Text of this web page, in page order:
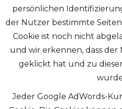
persönlichen
der Nutzer bestimmte
Cookie ist noch nicht
und wir erkennen, dass
geklickt hat und zu
Jeder Google AdWords-